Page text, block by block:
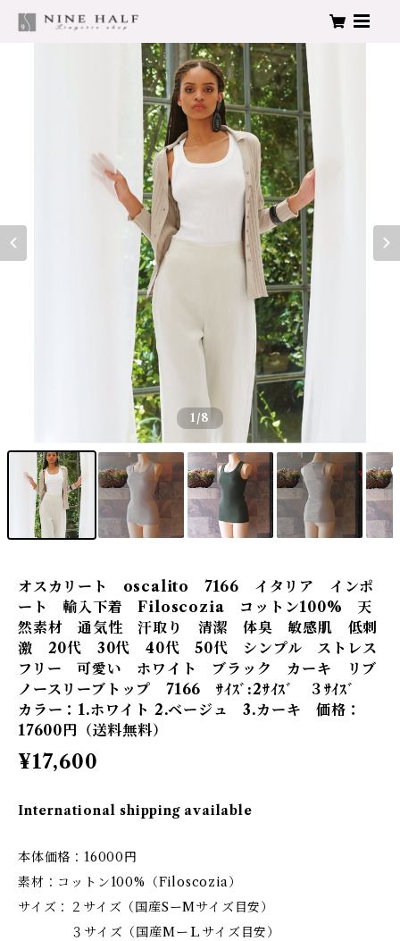
1/8
オスカリート oscalito 7166 イタリア インポ
ート 輸入下着 Filoscozia コットン100% 天
然素材 通気性 汗取り 清潔 体臭 敏感肌 低刺
激 20代 30代 40代 50代 シンプル ストレス
フリー 可愛い ホワイト ブラック カーキ リブ
ノースリーブトップ 7166 ｻｲｽﾞ:2ｻｲｽﾞ ３ｻｲｽﾞ
カラー：1.ホワイト 2.ベージュ 3.カーキ 価格：
17600円（送料無料）
¥17,600
International shipping available
本体価格：16000円
素材：コットン100%（Filoscozia）
サイズ：２サイズ（国産SーMサイズ目安）
３サイズ（国産MーＬサイズ目安）